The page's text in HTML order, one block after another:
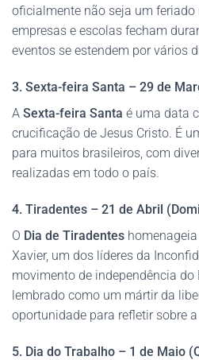
oficialmente não seja um
empresas e escolas fecham
eventos se estendem por vários
3. Sexta-feira Santa – 29 de
A Sexta-feira Santa é uma data
crucificação de Jesus Cristo. É
para muitos brasileiros, com
realizadas em todo o país.
4. Tiradentes – 21 de Abril
O Dia de Tiradentes
Xavier, um dos líderes da
movimento de independência do
lembrado como um mártir da
oportunidade para refletir sobre
5. Dia do Trabalho – 1 de Maio